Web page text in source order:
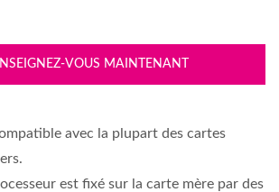
VOUS MAINTENANT
avec la plupart des cartes
est fixé sur la carte mère par des